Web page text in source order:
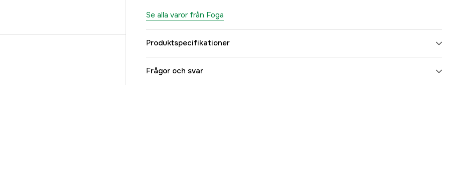
Se alla varor från Foga
Produktspecifikationer
Djurtyp
Frågor och svar